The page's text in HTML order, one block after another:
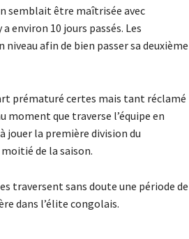
semblait être maîtrisée avec
environ 10 jours passés. Les
afin de bien passer sa deuxième
prématuré certes mais tant réclamé
moment que traverse l’équipe en
jouer la première division du
de la saison.
traversent sans doute une période de
dans l’élite congolais.